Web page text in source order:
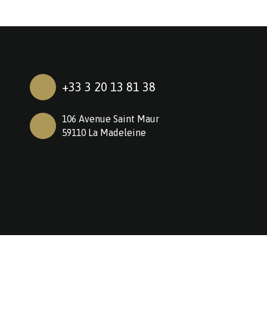
+33 3 20 13 81 38
106 Avenue Saint Maur
59110 La Madeleine